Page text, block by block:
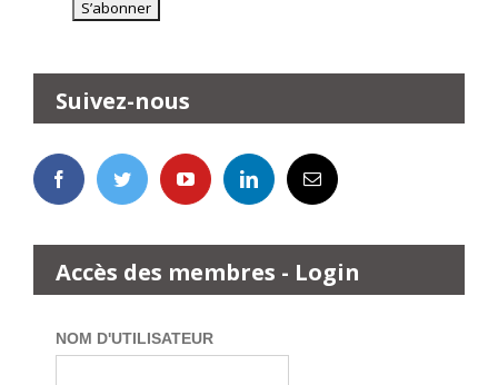
Suivez-nous
Accès des membres - Login
NOM D'UTILISATEUR